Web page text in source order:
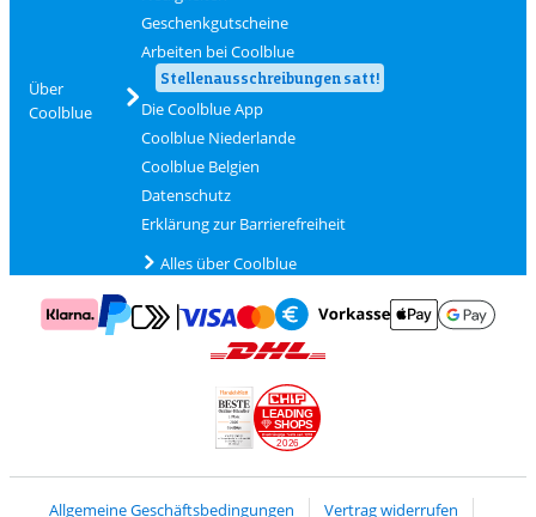
Über
Coolblue
Geschenkgutscheine
Arbeiten bei Coolblue
Stellenausschreibungen satt!
Die Coolblue App
Coolblue Niederlande
Coolblue Belgien
Datenschutz
Erklärung zur Barrierefreiheit
Alles über Coolblue
Zahlung mit PayPal
Zahlung mit Mastercard und Visa über Click to Pay
Zahlung mit Vorkasse
2026
LEADING
SHOPS
Allgemeine Geschäftsbedingungen
Vertrag widerrufen